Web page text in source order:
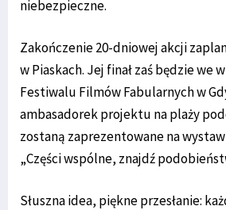
niebezpieczne.
Zakończenie 20-dniowej akcji
w Piaskach. Jej finał zaś będzie we
Festiwalu Filmów Fabularnych w
ambasadorek projektu na plaży
zostaną zaprezentowane na
„Części wspólne, znajdź
Słuszna idea, piękne przesłanie: